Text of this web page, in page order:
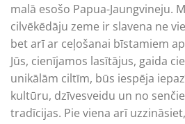
malā esošo Papua-Jaungvineju.
cilvēkēdāju zeme ir slavena ne
bet arī ar ceļošanai bīstamiem
Jūs, cienījamos lasītājus, gaida
unikālām ciltīm, būs iespēja
kultūru, dzīvesveidu un no
tradīcijas. Pie viena arī